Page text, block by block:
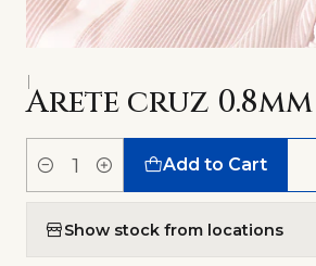
|
Arete cruz 0.8mm
Quantity
Add to Cart
Show stock from locations